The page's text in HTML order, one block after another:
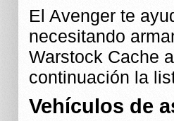
El Avenger te
necesitando
Warstock Cache
continuación la
Vehículos de